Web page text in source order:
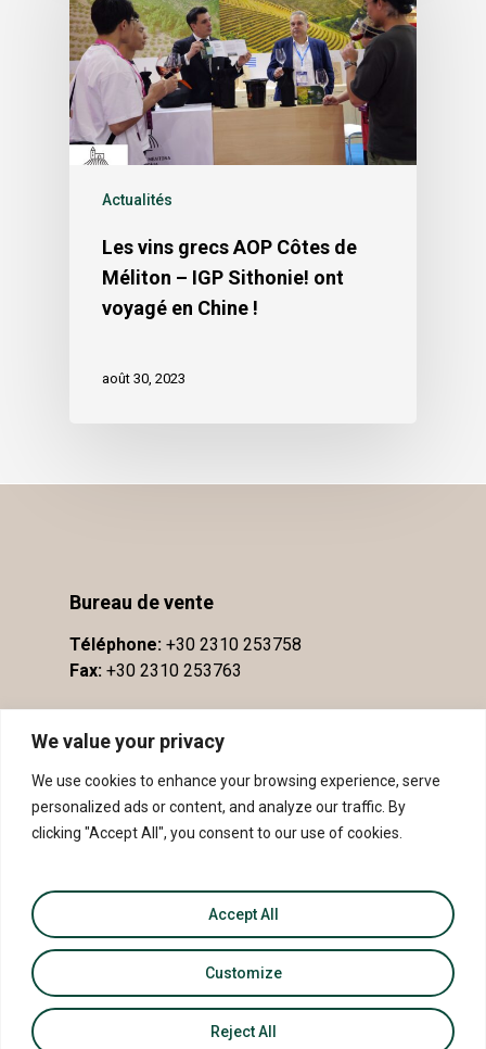
We value your privacy
We use cookies to enhance your browsing experience, serve
personalized ads or content, and analyze our traffic. By
clicking "Accept All", you consent to our use of cookies.
Customize
Reject All
Accept All
Actualités
Les vins grecs AOP Côtes de
Méliton – IGP Sithonie! ont
voyagé en Chine !
août 30, 2023
Bureau de vente
Téléphone: +30 2310 253758
Fax: +30 2310 253763
© 2026 AOP Côtes de Méliton - IGP Sithonie.